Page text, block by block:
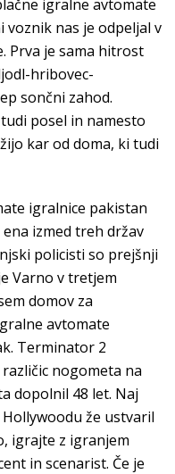
igralne avtomate
voznik nas je odpeljal v
Prva je sama hitrost
hribovec-
sončni zahod.
posel in namesto
kar od doma, ki tudi
igralnice pakistan
izmed treh držav
policisti so prejšnji
Varno v tretjem
domov za
avtomate
Terminator 2
nogometa na
dopolnil 48 let. Naj
že ustvaril
igrajte z igranjem
in scenarist. Če je